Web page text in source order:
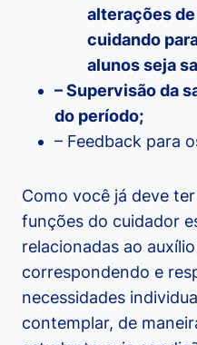
alterações
cuidando
alunos seja
– Supervisão da
do período;
– Feedback para
Como você já deve
funções do cuidador
relacionadas ao
correspondendo e
necessidades
contemplar, de